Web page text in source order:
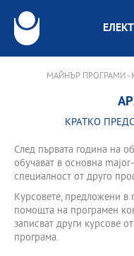
МАЙНЪР ПРОГРАМИ -
КРАТКО
След първата година на
обучават в основна
специалност от друго
Курсовете, предложени в
помощта на програмен
записват други курсове
програма.